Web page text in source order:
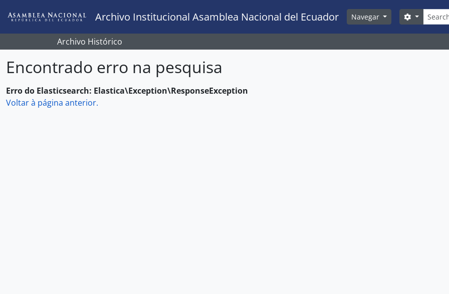
Archivo Institucional Asamblea Nacional del Ecuador Navegar Search
Archivo Histórico
Encontrado erro na pesquisa
Erro do Elasticsearch: Elastica\Exception\ResponseException
Voltar à página anterior.